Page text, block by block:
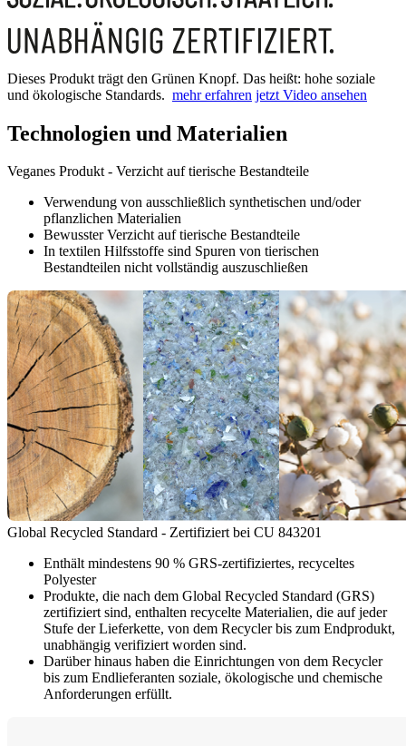
Dieses Produkt trägt den Grünen Knopf. Das heißt: hohe soziale
und ökologische Standards. mehr erfahren jetzt Video ansehen
Technologien und Materialien
Veganes Produkt - Verzicht auf tierische Bestandteile
Verwendung von ausschließlich synthetischen und/oder
pflanzlichen Materialien
Bewusster Verzicht auf tierische Bestandteile
In textilen Hilfsstoffe sind Spuren von tierischen
Bestandteilen nicht vollständig auszuschließen
Global Recycled Standard - Zertifiziert bei CU 843201
Enthält mindestens 90 % GRS-zertifiziertes, recyceltes
Polyester
Produkte, die nach dem Global Recycled Standard (GRS)
zertifiziert sind, enthalten recycelte Materialien, die auf jeder
Stufe der Lieferkette, von dem Recycler bis zum Endprodukt,
unabhängig verifiziert worden sind.
Darüber hinaus haben die Einrichtungen von dem Recycler
bis zum Endlieferanten soziale, ökologische und chemische
Anforderungen erfüllt.